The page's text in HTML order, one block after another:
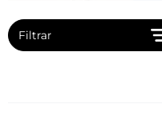
Filtrar